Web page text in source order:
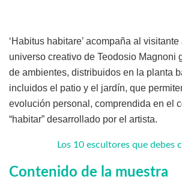
‘Habitus habitare’ acompaña al visitante
universo creativo de Teodosio Magnoni
de ambientes, distribuidos en la planta
incluidos el patio y el jardín, que
evolución personal, comprendida en el
“habitar” desarrollado por el artista.
Los 10 escultores que debes
Contenido de la muestra